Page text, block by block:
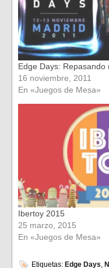
Edge Days: Repasando
16 noviembre, 2011
En «Juegos de Mesa»
Ibertoy 2015
25 marzo, 2015
En «Juegos de Mesa»
Etiquetas: Edge Days,